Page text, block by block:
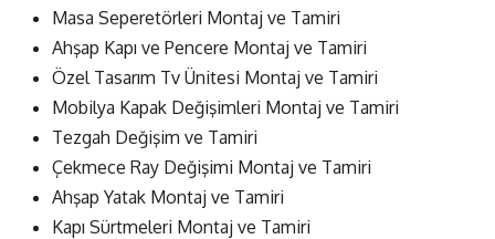
Masa Seperetörleri Montaj ve Tamiri
Ahşap Kapı ve Pencere Montaj ve Tamiri
Özel Tasarım Tv Ünitesi Montaj ve Tamiri
Mobilya Kapak Değişimleri Montaj ve Tamiri
Tezgah Değişim ve Tamiri
Çekmece Ray Değişimi Montaj ve Tamiri
Ahşap Yatak Montaj ve Tamiri
Kapı Sürtmeleri Montaj ve Tamiri